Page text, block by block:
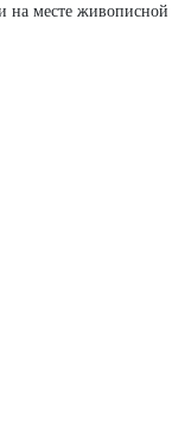
на месте